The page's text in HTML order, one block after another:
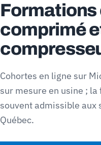
Formations
comprimé
Cohortes en ligne sur
sur mesure en usine ;
souvent admissible aux
Québec.